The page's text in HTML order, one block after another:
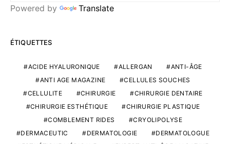
Powered by Translate
ÉTIQUETTES
ACIDE HYALURONIQUE ALLERGAN
ANTI-ÂGE
ANTI AGE MAGAZINE
CELLULES SOUCHES
CELLULITE
CHIRURGIE
CHIRURGIE DENTAIRE
CHIRURGIE ESTHÉTIQUE
CHIRURGIE PLASTIQUE
COMBLEMENT RIDES
CRYOLIPOLYSE
DERMACEUTIC
DERMATOLOGIE
DERMATOLOGUE